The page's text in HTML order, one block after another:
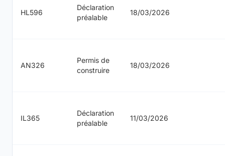
HL596
Déclaration
préalable
18/03/2026
AN326
Permis de
construire
18/03/2026
IL365
Déclaration
préalable
11/03/2026